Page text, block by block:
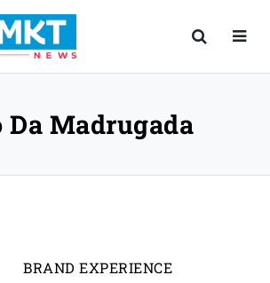
Da Madrugada
BRAND EXPERIENCE